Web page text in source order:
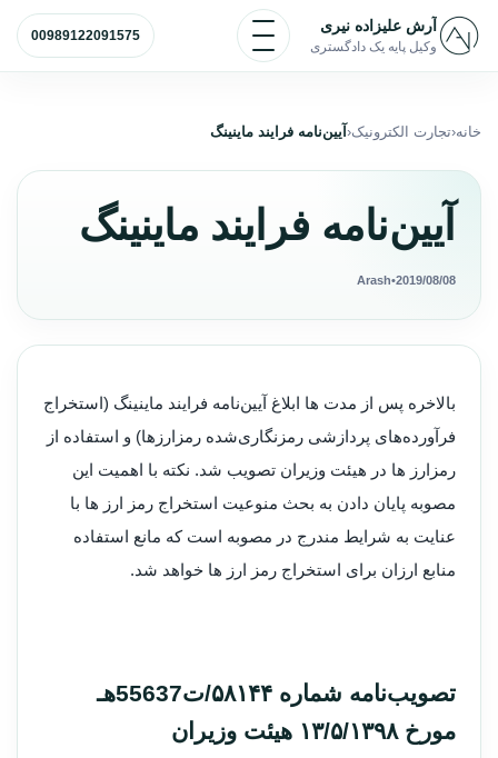
پرش به محتوا
آرش علیزاده نیری
وکیل پایه یک دادگستری
باز و بسته کردن منو
00989122091575
خانه تجارت الکترونیک آیین‌نامه فرایند ماینینگ
آیین‌نامه فرایند ماینینگ
2019/08/08
•
Arash
بالاخره پس از مدت ها ابلاغ آیین‌نامه فرایند ماینینگ (استخراج
فرآورده‌های پردازشی رمز‌نگاری‌شده رمزارزها) و استفاده از
رمزارز ها در هیئت وزیران تصویب شد. نکته با اهمیت این
مصوبه پایان دادن به بحث منوعیت استخراج رمز ارز ها با
عنایت به شرایط مندرج در مصوبه است که مانع استفاده
منابع ارزان برای استخراج رمز ارز ها خواهد شد.
تصویب‌نامه شماره ۵۸۱۴۴/ت55637هـ
مورخ ۱۳/۵/۱۳۹۸ هیئت وزیران